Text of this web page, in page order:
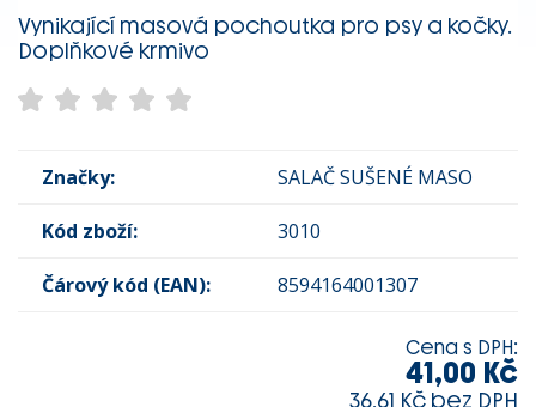
Vynikající masová pochoutka pro psy a kočky.
Doplňkové krmivo
Značky: SALAČ SUŠENÉ MASO
Kód zboží: 3010
Čárový kód (EAN): 8594164001307
Cena s DPH:
41,00 Kč
36,61 Kč bez DPH